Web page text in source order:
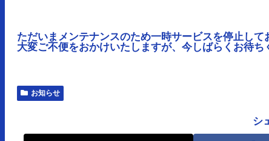
ただいまメンテナンスのため一時サービスを停止して
大変ご不便をおかけいたしますが、今しばらくお待ち
お知らせ
シ